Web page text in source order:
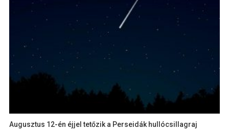
Augusztus 12-én éjjel tetőzik a Perseidák hullócsillagraj